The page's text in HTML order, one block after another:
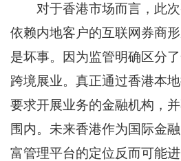
对于香港市场而言，此次
依赖内地客户的互联网券商
是坏事。因为监管明确区分
跨境展业。真正通过香港本
要求开展业务的金融机构，
围内。未来香港作为国际金
富管理平台的定位反而可能进